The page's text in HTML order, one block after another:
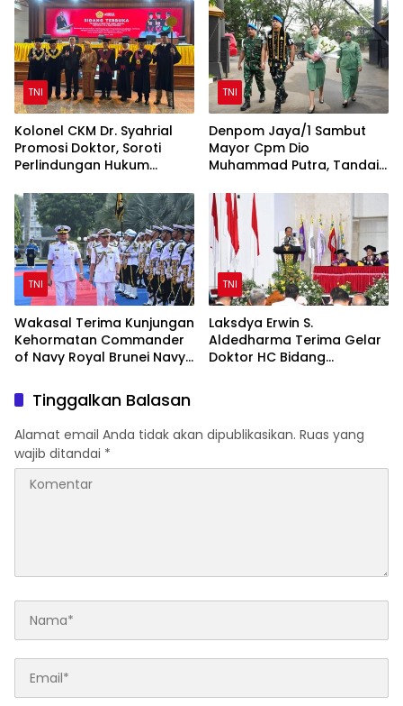
TNI
Kolonel CKM Dr. Syahrial
Promosi Doktor, Soroti
Perlindungan Hukum
Disabilitas
TNI
Denpom Jaya/1 Sambut
Mayor Cpm Dio
Muhammad Putra, Tandai
TNI
Wakasal Terima Kunjungan
Kehormatan Commander
of Navy Royal Brunei Navy
TNI
Laksdya Erwin S.
Aldedharma Terima Gelar
Doktor HC Bidang
Tinggalkan Balasan
Alamat email Anda tidak akan dipublikasikan. Ruas yang
wajib ditandai *